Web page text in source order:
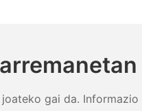
gai da.